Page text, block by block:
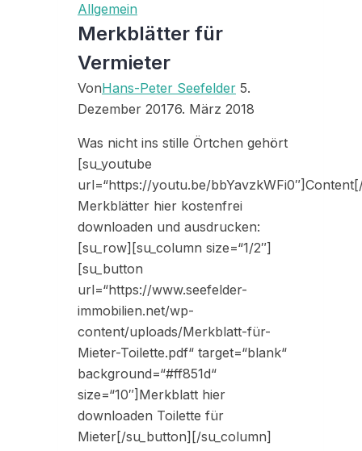
Allgemein
Merkblätter für
Vermieter
VonHans-Peter Seefelder 5.
Dezember 20176. März 2018
Was nicht ins stille Örtchen gehört
[su_youtube
url=“https://youtu.be/
Merkblätter hier kostenfrei
downloaden und ausdrucken:
[su_row][su_column size=“1/2″]
[su_button
url=“https://www.seefelder-
immobilien.net/wp-
content/uploads/Merkblatt-für-
Mieter-Toilette.pdf“ target=“blank“
background=“#ff851d“
size=“10″]Merkblatt hier
downloaden Toilette für
Mieter[/su_button][/su_column]